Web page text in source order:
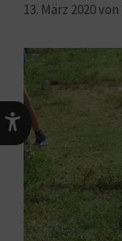
13. März 2020von